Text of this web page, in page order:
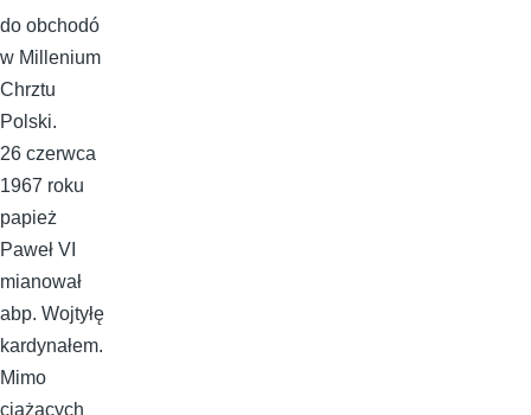
do obchodó
w Millenium
Chrztu
Polski.
26 czerwca
1967 roku
papież
Paweł VI
mianował
abp. Wojtyłę
kardynałem.
Mimo
ciążących